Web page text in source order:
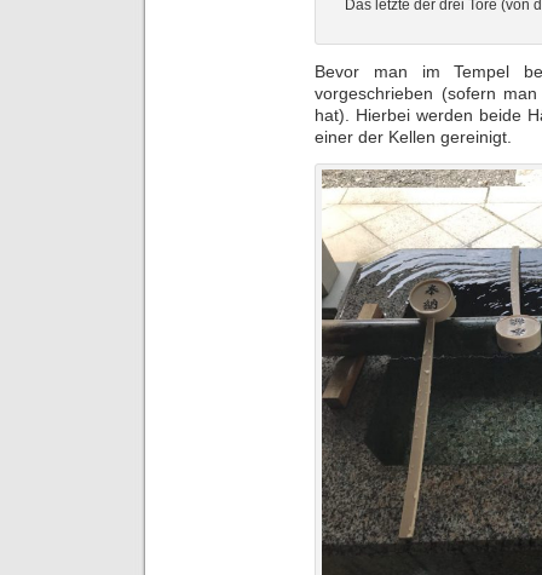
Das letzte der drei Tore (von
Bevor man im Tempel
vorgeschrieben (sofern
hat). Hierbei werden beide
einer der Kellen gereinigt.